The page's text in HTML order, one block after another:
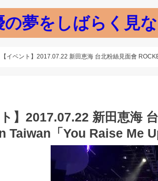
の夢をしばらく見
【イベント】2017.07.22 新田恵海 台北粉絲見面會
ト】2017.07.22 新田恵海
Taiwan「You Raise Me